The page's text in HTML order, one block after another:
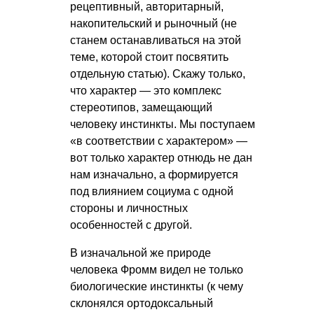
рецептивный, авторитарный,
накопительский и рыночный (не
станем останавливаться на этой
теме, которой стоит посвятить
отдельную статью). Скажу только,
что характер — это комплекс
стереотипов, замещающий
человеку инстинкты. Мы поступаем
«в соответствии с характером» —
вот только характер отнюдь не дан
нам изначально, а формируется
под влиянием социума с одной
стороны и личностных
особенностей с другой.
В изначальной же природе
человека Фромм видел не только
биологические инстинкты (к чему
склонялся ортодоксальный